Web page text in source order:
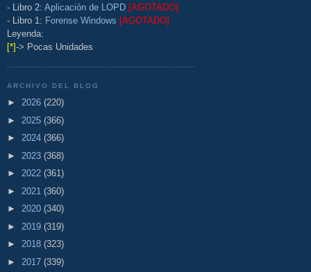
- Libro 2: Aplicación de LOPD [AGOTADO]
- Libro 1: Forense Windows [AGOTADO]
Leyenda:
[*]-> Pocas Unidades
ARCHIVO DEL BLOG
► 2026 (220)
► 2025 (366)
► 2024 (366)
► 2023 (368)
► 2022 (361)
► 2021 (360)
► 2020 (340)
► 2019 (319)
► 2018 (323)
► 2017 (339)